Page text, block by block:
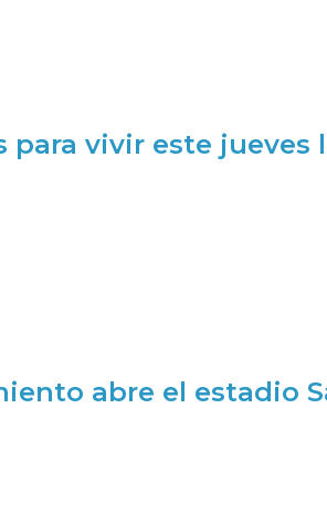
para vivir este jueves
abre el estadio